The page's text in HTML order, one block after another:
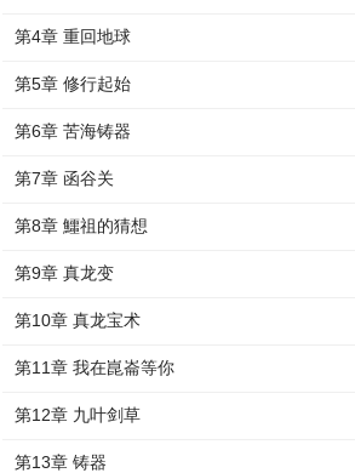
第4章 重回地球
第5章 修行起始
第6章 苦海铸器
第7章 函谷关
第8章 鱷祖的猜想
第9章 真龙变
第10章 真龙宝术
第11章 我在崑崙等你
第12章 九叶剑草
第13章 铸器